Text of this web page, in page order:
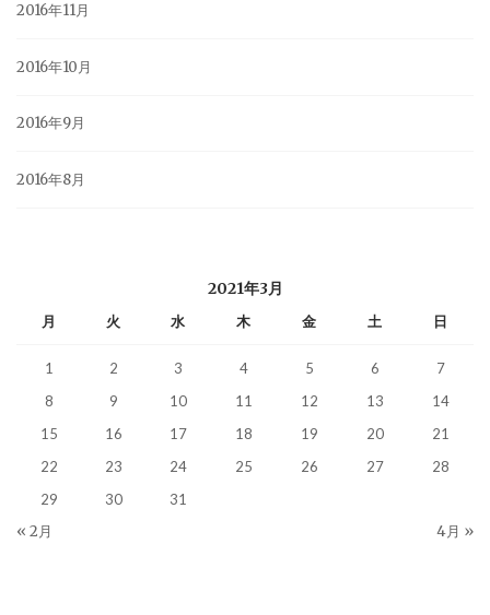
2016年11月
2016年10月
2016年9月
2016年8月
2021年3月
月 火 水 木 金 土 日
1 2 3 4 5 6
7
8
9 10 11 12 13
14
15
16 17 18 19 20
21
22
23 24 25 26 27
28
29
30 31
« 2月 4月 »